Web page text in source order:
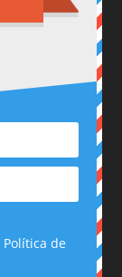
Política de